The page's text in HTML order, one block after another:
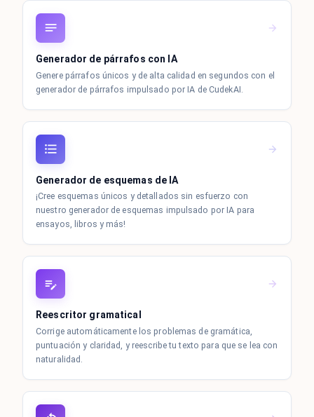
Generador de párrafos con IA
Genere párrafos únicos y de alta calidad en segundos con el
generador de párrafos impulsado por IA de CudekAI.
Generador de esquemas de IA
¡Cree esquemas únicos y detallados sin esfuerzo con
nuestro generador de esquemas impulsado por IA para
ensayos, libros y más!
Reescritor gramatical
Corrige automáticamente los problemas de gramática,
puntuación y claridad, y reescribe tu texto para que se lea con
naturalidad.